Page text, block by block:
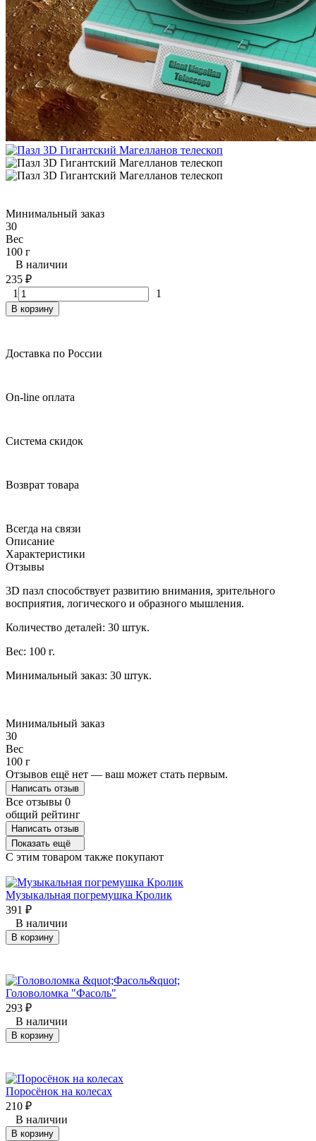
Минимальный заказ
30
Вес
100 г
В наличии
235 ₽
1
1
В корзину
Доставка по России
On-line оплата
Система скидок
Возврат товара
Всегда на связи
Описание
Характеристики
Отзывы
3D пазл способствует развитию внимания, зрительного
восприятия, логического и образного мышления.
Количество деталей: 30 штук.
Вес: 100 г.
Минимальный заказ: 30 штук.
Минимальный заказ
30
Вес
100 г
Отзывов ещё нет — ваш может стать первым.
Написать отзыв
Все отзывы 0
общий рейтинг
Написать отзыв
Показать ещё
C этим товаром также покупают
Музыкальная погремушка Кролик
391 ₽
В наличии
В корзину
Головоломка "Фасоль"
293 ₽
В наличии
В корзину
Поросёнок на колесах
210 ₽
В наличии
В корзину